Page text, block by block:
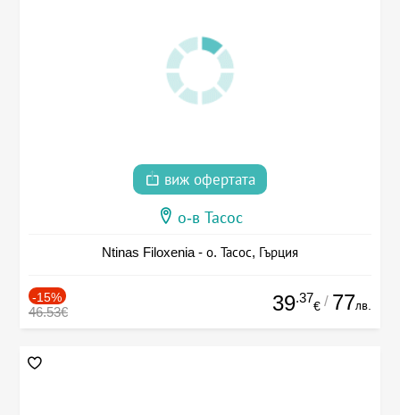
виж офертата
о-в Тасос
Ntinas Filoxenia - о. Тасос, Гърция
-15%
46.53€ 39.37
€ / 77лв.